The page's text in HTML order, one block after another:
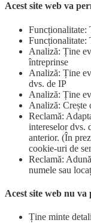
Acest site web va
Funcționalitate:
Funcționalitate:
Analiză: Ține
întreprinse
Analiză: Ține
dvs. de IP
Analiză: Ține
Analiză: Crește
Reclamă:
intereselor dvs.
anterior. (În
cookie-uri de
Reclamă:
numele sau
Acest site web nu
Ține minte